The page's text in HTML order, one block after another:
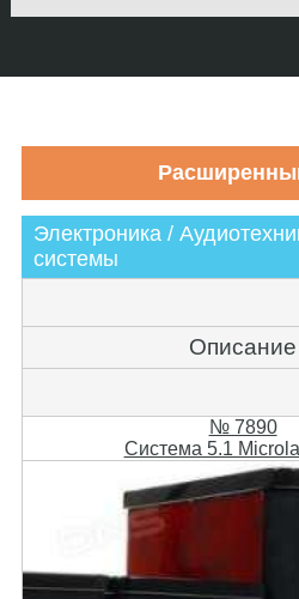
Электроника /
системы
Описание
№ 7890
Система 5.1